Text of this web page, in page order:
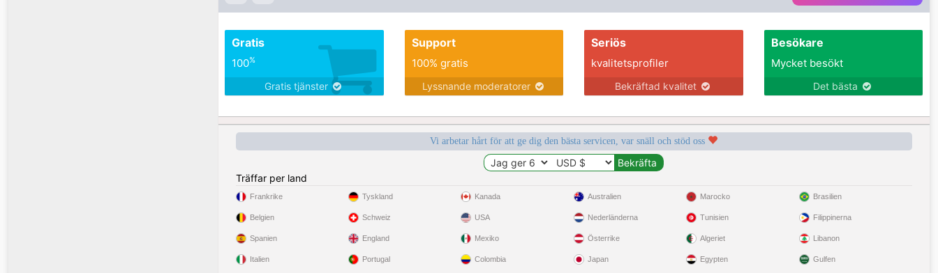
Gratis
100%
Gratis tjänster
Support
100% gratis
Lyssnande moderatorer
Seriös
kvalitetsprofiler
Bekräftad kvalitet
Besökare
Mycket besökt
Det bästa
Vi arbetar hårt för att ge dig den bästa servicen, var snäll och stöd oss
Träffar per land
Frankrike
Belgien
Spanien
Italien
Tyskland
Schweiz
England
Portugal
Kanada
USA
Mexiko
Colombia
Australien
Nederländerna
Österrike
Japan
Marocko
Tunisien
Algeriet
Egypten
Brasilien
Filippinerna
Libanon
Gulfen